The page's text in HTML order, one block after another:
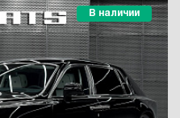
В наличии